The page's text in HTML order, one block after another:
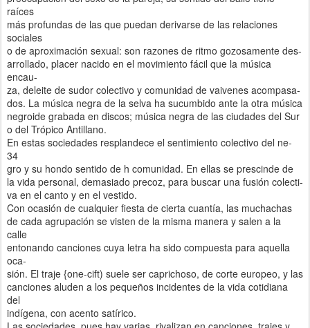
raíces
más profundas de las que puedan derivarse de las relaciones
sociales
o de aproximación sexual: son razones de ritmo gozosamente des-
arrollado, placer nacido en el movimiento fácil que la música
encau-
za, deleite de sudor colectivo y comunidad de vaivenes acompasa-
dos. La música negra de la selva ha sucumbido ante la otra música
negroide grabada en discos; música negra de las ciudades del Sur
o del Trópico Antillano.
En estas sociedades resplandece el sentimiento colectivo del ne-
34
gro y su hondo sentido de h comunidad. En ellas se prescinde de
la vida personal, demasiado precoz, para buscar una fusión colecti-
va en el canto y en el vestido.
Con ocasión de cualquier fiesta de cierta cuantía, las muchachas
de cada agrupación se visten de la misma manera y salen a la
calle
entonando canciones cuya letra ha sido compuesta para aquella
oca-
sión. El traje {one-cift) suele ser caprichoso, de corte europeo, y las
canciones aluden a los pequeños incidentes de la vida cotidiana
del
indígena, con acento satírico.